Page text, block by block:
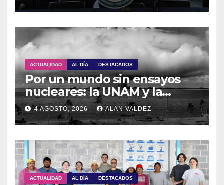
ACTUALIDAD AL DÍA DESTACADOS
Por un mundo sin ensayos
nucleares: la UNAM y la
OTPCEN celebran 30 años de
colaboración
4 AGOSTO, 2026 ALAN VALDEZ
ACTUALIDAD AL DÍA DESTACADOS